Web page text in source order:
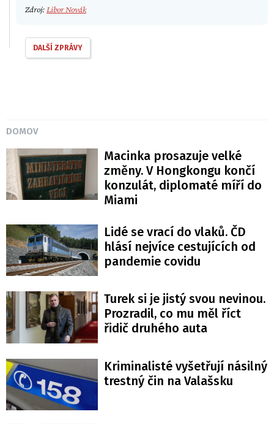
Zdroj:Libor Novák
DALŠÍ ZPRÁVY
DOMOV
Macinka prosazuje velké
změny. V Hongkongu končí
konzulát, diplomaté míří do
Miami
Lidé se vrací do vlaků. ČD
hlásí nejvíce cestujících od
pandemie covidu
Turek si je jistý svou nevinou.
Prozradil, co mu měl říct
řidič druhého auta
Kriminalisté vyšetřují násilný
trestný čin na Valašsku